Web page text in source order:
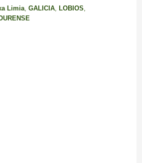
Limia, GALICIA, LOBIOS,